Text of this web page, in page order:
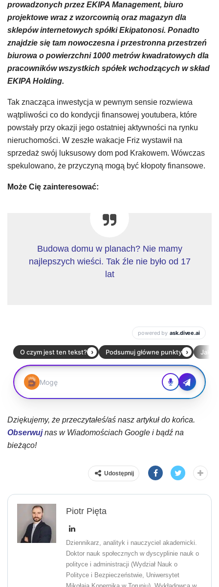
prowadzonych przez EKIPA Management, biuro
projektowe wraz z wzorcownią oraz magazyn dla
sklepów internetowych spółki Ekipatonosi. Ponadto
znajdzie się tam nowoczesna i przestronna przestrzeń
biurowa o powierzchni 1000 metrów kwadratowych dla
pracowników wszystkich spółek wchodzących w skład
EKIPA Holding.
Tak znacząca inwestycja w pewnym sensie rozwiewa
wątpliwości co do kondycji finansowej youtubera, które
powstały przy okazji jego ostatniej aktywności na rynku
nieruchomości. W zeszłe wakacje Friz wystawił na
sprzedaż swój luksusowy dom pod Krakowem. Wówczas
spekulowano, że przyczyną mogą być kłopoty finansowe.
Może Cię zainteresować:
Budowa domu w planach? Nie mamy
najlepszych wieści. Tak źle nie było od 17
lat
Dziękujemy, że przeczytałeś/aś nasz artykuł do końca.
Obserwujnas w Wiadomościach Google i bądź na
bieżąco!
Udostępnij
Piotr Pięta
Dziennikarz, analityk i nauczyciel akademicki.
Doktor nauk społecznych w dyscyplinie nauk o
polityce i administracji (Wydział Nauk o
Polityce i Bezpieczeństwie, Uniwersytet